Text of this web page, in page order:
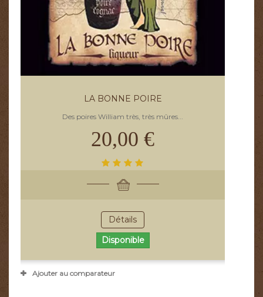
LA BONNE POIRE
Des poires William très, très mûres...
20,00 €
Détails
Disponible
Ajouter au comparateur